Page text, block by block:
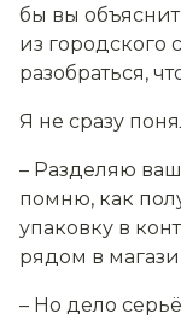
бы вы
из
разобраться,
Я не сразу
– Разделяю
помню, как
упаковку в
рядом в
– Но дело